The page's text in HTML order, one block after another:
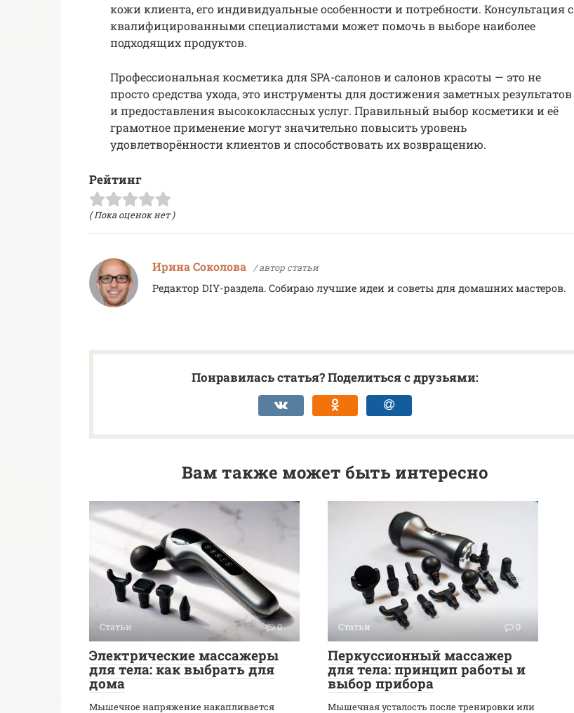
кожи клиента, его индивидуальные особенности и потребности. Консультация с
квалифицированными специалистами может помочь в выборе наиболее
подходящих продуктов.
Профессиональная косметика для SPA-салонов и салонов красоты — это не
просто средства ухода, это инструменты для достижения заметных результатов
и предоставления высококлассных услуг. Правильный выбор косметики и её
грамотное применение могут значительно повысить уровень
удовлетворённости клиентов и способствовать их возвращению.
Рейтинг
( Пока оценок нет )
Ирина Соколова / автор статьи
Редактор DIY-раздела. Собираю лучшие идеи и советы для домашних мастеров.
Понравилась статья? Поделиться с друзьями:
Вам также может быть интересно
Статьи 0
Электрические массажеры
для тела: как выбрать для
дома
Мышечное напряжение накапливается
Статьи 0
Перкуссионный массажер
для тела: принцип работы и
выбор прибора
Мышечная усталость после тренировки или